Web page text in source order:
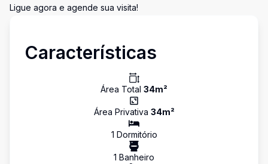
Ligue agora e agende sua visita!
Características
Área Total 34m²
Área Privativa 34m²
1 Dormitório
1 Banheiro